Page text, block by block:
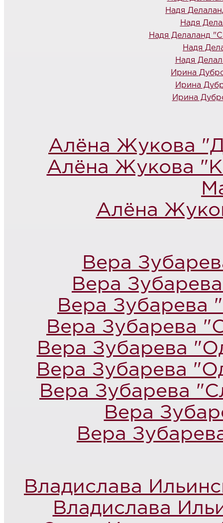
Надя
Надя
Надя Делаланд
Надя
Надя
Ирина
Ирина
Ирина
Алёна Жукова
Алёна Жукова "К
Алёна
Вера
Вера
Вера Зубарева
Вера Зубарева
Вера Зубарева
Вера Зубарева
Вера Зубарева
Вера
Вера
Владислава
Владислава